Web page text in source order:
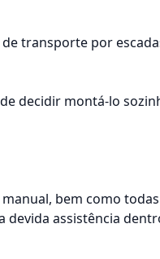
transporte por
decidir montá-lo
manual, bem como
devida assistência